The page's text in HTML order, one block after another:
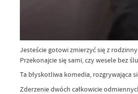
Jesteście gotowi zmierzyć się z
Przekonajcie się sami, czy wesele bez
Ta błyskotliwa komedia, rozgrywająca
Zderzenie dwóch całkowicie